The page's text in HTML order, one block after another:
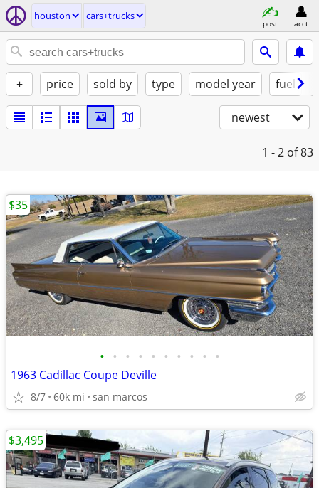
houston cars+trucks
post acct
+ price sold by type model year fuel
newest
1 - 2 of 83
• • • • • • • • • •
1963 Cadillac Coupe Deville
8/7 60k mi san marcos
$35
$3,495